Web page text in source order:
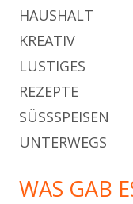
HAUSHALT
KREATIV
LUSTIGES
REZEPTE
SÜSSSPEISEN
UNTERWEGS
WAS GAB